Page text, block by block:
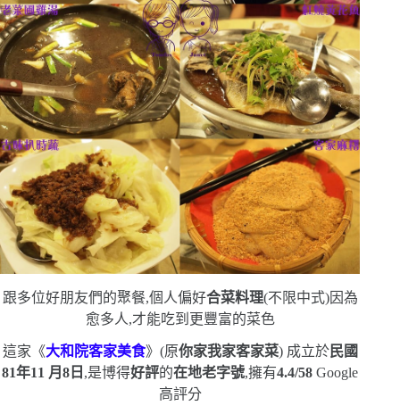
跟多位好朋友們的聚餐,個人偏好合菜料理(不限中式)因為
愈多人,才能吃到更豐富的菜色
這家《大和院客家美食》 (原你家我家客家菜) 成立於民國
81年11 月8 日 ,是博得好評的在地老字號,擁有4.4/58 Google
高評分